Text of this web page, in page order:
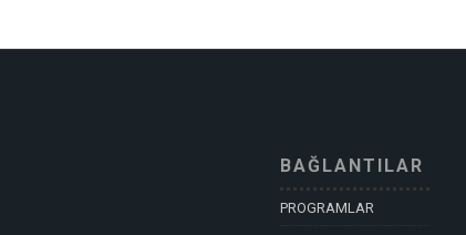
BAĞLANTILAR
PROGRAMLAR